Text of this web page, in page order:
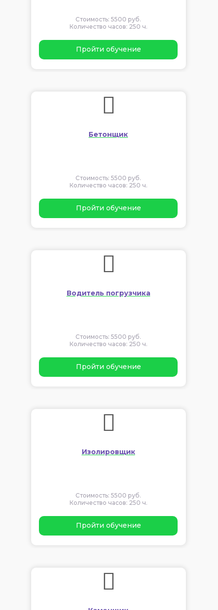
Стоимость: 5500 руб.
Количество часов: 250 ч.
Пройти обучение
Бетонщик
Стоимость: 5500 руб.
Количество часов: 250 ч.
Пройти обучение
Водитель погрузчика
Стоимость: 5500 руб.
Количество часов: 250 ч.
Пройти обучение
Изолировщик
Стоимость: 5500 руб.
Количество часов: 250 ч.
Пройти обучение